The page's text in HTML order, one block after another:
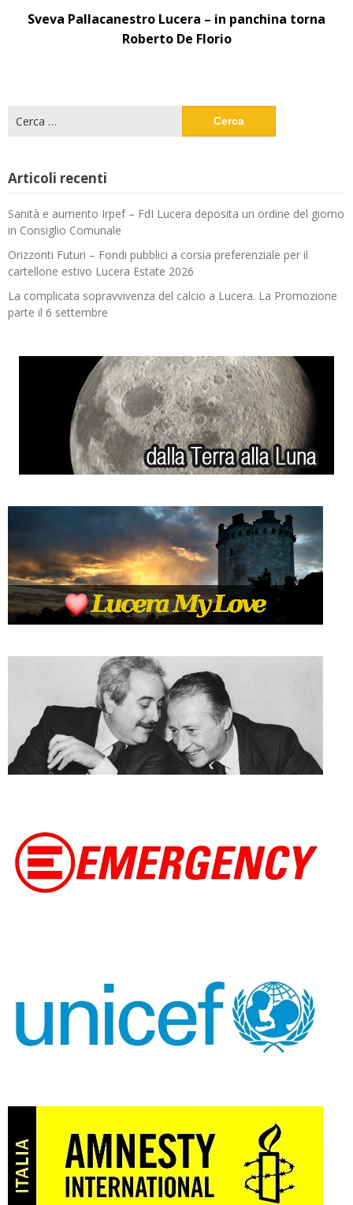
Sveva Pallacanestro Lucera – in panchina torna
Roberto De Florio
per:
Articoli recenti
Sanità e aumento Irpef – FdI Lucera deposita un ordine del giorno
in Consiglio Comunale
Orizzonti Futuri – Fondi pubblici a corsia preferenziale per il
cartellone estivo Lucera Estate 2026
La complicata sopravvivenza del calcio a Lucera. La Promozione
parte il 6 settembre